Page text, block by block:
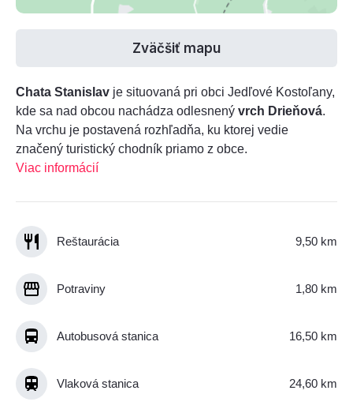
Zväčšiť mapu
Chata Stanislav je situovaná pri obci Jedľové Kostoľany,
kde sa nad obcou nachádza odlesnený vrch Drieňová.
Na vrchu je postavená rozhľadňa, ku ktorej vedie
značený turistický chodník priamo z obce.
Viac informácií
Reštaurácia 9,50 km
Potraviny 1,80 km
Autobusová stanica 16,50 km
Vlaková stanica 24,60 km